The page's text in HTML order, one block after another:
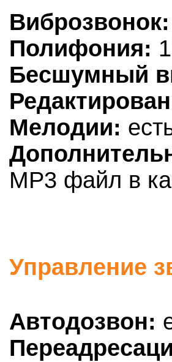
Виброзвонок:
Полифония:
Бесшумный
Мелодии:
MP3 файл в
Управление
Автодозвон: